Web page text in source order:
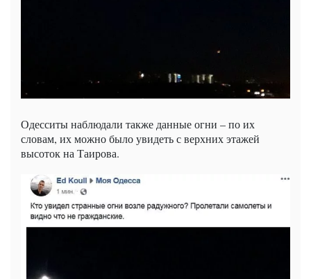
Одесситы наблюдали также данные огни – по их
словам, их можно было увидеть с верхних этажей
высоток на Таирова.